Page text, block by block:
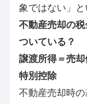
象ではない」と
不動産売却の
ついている？
譲渡所得＝売
特別控除
不動産売却時の